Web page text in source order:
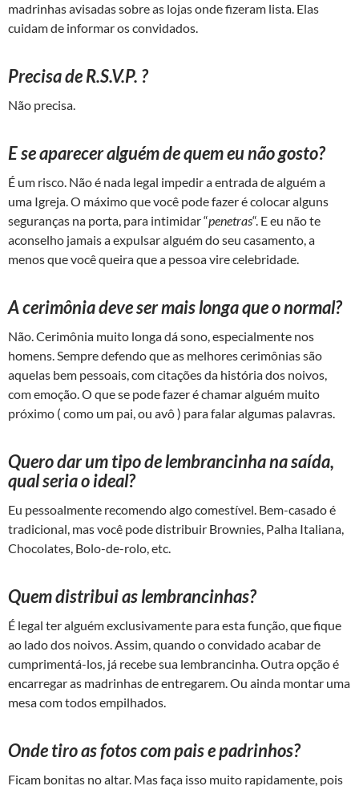
madrinhas avisadas sobre as lojas onde fizeram lista. Elas
cuidam de informar os convidados.
Precisa de R.S.V.P. ?
Não precisa.
E se aparecer alguém de quem eu não gosto?
É um risco. Não é nada legal impedir a entrada de alguém a
uma Igreja. O máximo que você pode fazer é colocar alguns
seguranças na porta, para intimidar “penetras“. E eu não te
aconselho jamais a expulsar alguém do seu casamento, a
menos que você queira que a pessoa vire celebridade.
A cerimônia deve ser mais longa que o normal?
Não. Cerimônia muito longa dá sono, especialmente nos
homens. Sempre defendo que as melhores cerimônias são
aquelas bem pessoais, com citações da história dos noivos,
com emoção. O que se pode fazer é chamar alguém muito
próximo ( como um pai, ou avô ) para falar algumas palavras.
Quero dar um tipo de lembrancinha na saída,
qual seria o ideal?
Eu pessoalmente recomendo algo comestível. Bem-casado é
tradicional, mas você pode distribuir Brownies, Palha Italiana,
Chocolates, Bolo-de-rolo, etc.
Quem distribui as lembrancinhas?
É legal ter alguém exclusivamente para esta função, que fique
ao lado dos noivos. Assim, quando o convidado acabar de
cumprimentá-los, já recebe sua lembrancinha. Outra opção é
encarregar as madrinhas de entregarem. Ou ainda montar uma
mesa com todos empilhados.
Onde tiro as fotos com pais e padrinhos?
Ficam bonitas no altar. Mas faça isso muito rapidamente, pois